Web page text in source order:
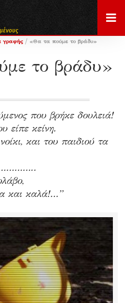
γραφής / «Θα τα πούμε το βράδυ»
το βράδυ»
που βρήκε δουλειά!
είπε κείνη.
και του παιδιού τα
και καλά!…”